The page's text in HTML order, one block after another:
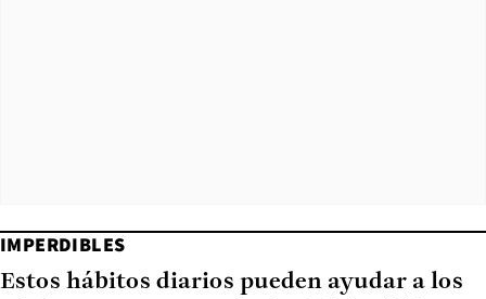
IMPERDIBLES
Estos hábitos diarios pueden ayudar a los